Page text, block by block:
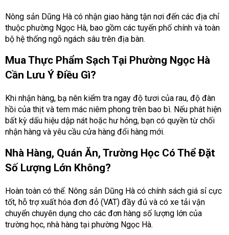
Nông sản Dũng Hà có nhận giao hàng tận nơi đến các địa chỉ
thuộc phường Ngọc Hà, bao gồm các tuyến phố chính và toàn
bộ hệ thống ngõ ngách sâu trên địa bàn.
Mua Thực Phẩm Sạch Tại Phường Ngọc Hà
Cần Lưu Ý Điều Gì?
Khi nhận hàng, bạ nên kiểm tra ngay độ tươi của rau, độ đàn
hồi của thịt và tem mác niêm phong trên bao bì. Nếu phát hiện
bất kỳ dấu hiệu dập nát hoặc hư hỏng, bạn có quyền từ chối
nhận hàng và yêu cầu cửa hàng đổi hàng mới.
Nhà Hàng, Quán Ăn, Trường Học Có Thể Đặt
Số Lượng Lớn Không?
Hoàn toàn có thể. Nông sản Dũng Hà có chính sách giá sỉ cực
tốt, hỗ trợ xuất hóa đơn đỏ (VAT) đầy đủ và có xe tải vận
chuyển chuyên dụng cho các đơn hàng số lượng lớn của
trường học, nhà hàng tại phường Ngọc Hà.